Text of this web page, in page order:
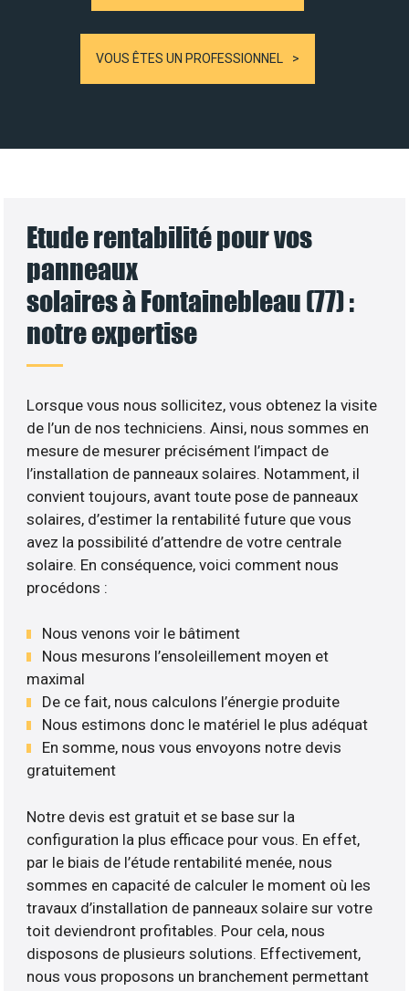
VOUS ÊTES UN PROFESSIONNEL
Etude rentabilité pour vos
panneaux
solaires à Fontainebleau (77) :
notre expertise
Lorsque vous nous sollicitez, vous obtenez la visite
de l’un de nos techniciens. Ainsi, nous sommes en
mesure de mesurer précisément l’impact de
l’installation de panneaux solaires. Notamment, il
convient toujours, avant toute pose de panneaux
solaires, d’estimer la rentabilité future que vous
avez la possibilité d’attendre de votre centrale
solaire. En conséquence, voici comment nous
procédons :
Nous venons voir le bâtiment
Nous mesurons l’ensoleillement moyen et
maximal
De ce fait, nous calculons l’énergie produite
Nous estimons donc le matériel le plus adéquat
En somme, nous vous envoyons notre devis
gratuitement
Notre devis est gratuit et se base sur la
configuration la plus efficace pour vous. En effet,
par le biais de l’étude rentabilité menée, nous
sommes en capacité de calculer le moment où les
travaux d’installation de panneaux solaire sur votre
toit deviendront profitables. Pour cela, nous
disposons de plusieurs solutions. Effectivement,
nous vous proposons un branchement permettant